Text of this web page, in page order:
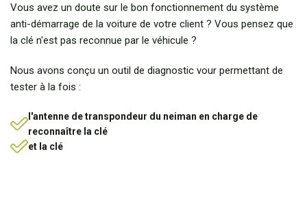
Vous avez un doute sur le bon fonctionnement du système
anti-démarrage de la voiture de votre client ? Vous pensez que
la clé n'est pas reconnue par le véhicule ?
Nous avons conçu un outil de diagnostic vour permettant de
tester à la fois :
l'antenne de transpondeur du neiman en charge de
reconnaître la clé
et la clé